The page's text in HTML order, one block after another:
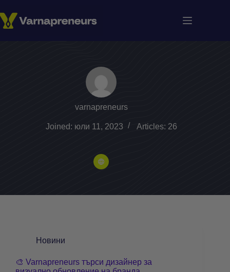
to
content
varnapreneurs
Joined: юли 11, 2023 Articles: 26
Новини
🎨 Varnapreneurs търси дизайнер за